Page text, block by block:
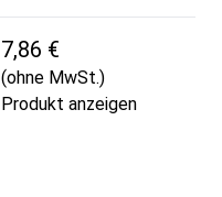
7,86 €
(ohne MwSt.)
Produkt anzeigen